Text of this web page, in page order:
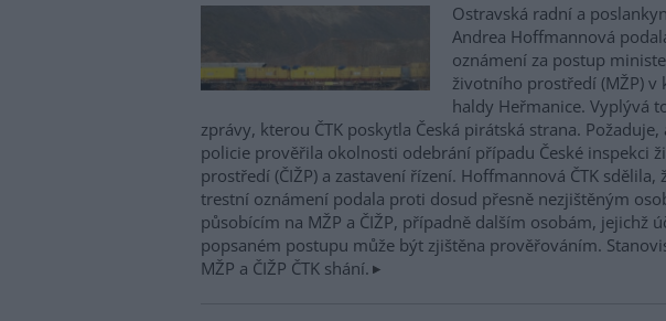
Ostravská radní a
Andrea Hoffmannová
oznámení za postup
životního prostředí (MŽP) v
haldy Heřmanice. Vyplývá
zprávy, kterou ČTK poskytla Česká pirátská strana. Požaduje,
policie prověřila okolnosti odebrání případu České inspekci
prostředí (ČIŽP) a zastavení řízení. Hoffmannová ČTK sdělila,
trestní oznámení podala proti dosud přesně nezjištěným
působícím na MŽP a ČIŽP, případně dalším osobám, jejichž
popsaném postupu může být zjištěna prověřováním.
MŽP a ČIŽP ČTK shání.